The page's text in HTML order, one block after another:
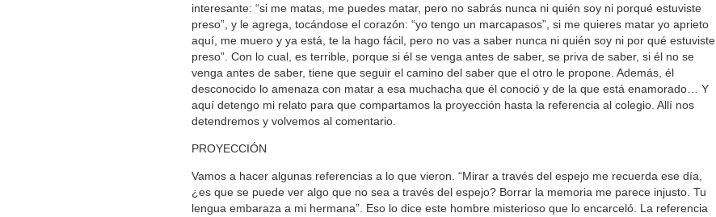
interesante: “si me matas, me puedes matar, pero no sabrás nunca ni quién soy ni porqué estuviste
preso”, y le agrega, tocándose el corazón: “yo tengo un marcapasos”, si me quieres matar yo aprieto
aquí, me muero y ya está, te la hago fácil, pero no vas a saber nunca ni quién soy ni por qué estuviste
preso”. Con lo cual, es terrible, porque si él se venga antes de saber, se priva de saber, si él no se
venga antes de saber, tiene que seguir el camino del saber que el otro le propone. Además, él
desconocido lo amenaza con matar a esa muchacha que él conoció y de la que está enamorado… Y
aquí detengo mi relato para que compartamos la proyección hasta la referencia al colegio. Allí nos
detendremos y volvemos al comentario.
PROYECCIÓN
Vamos a hacer algunas referencias a lo que vieron. “Mirar a través del espejo me recuerda ese día,
¿es que se puede ver algo que no sea a través del espejo? Borrar la memoria me parece injusto. Tu
lengua embaraza a mi hermana”. Eso lo dice este hombre misterioso que lo encarceló. La referencia